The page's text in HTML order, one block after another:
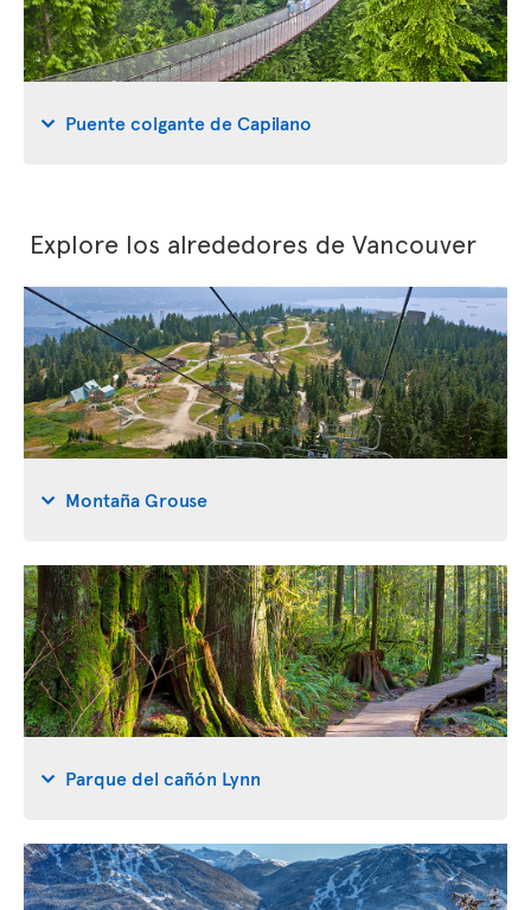
Puente colgante de Capilano
Explore los alrededores de Vancouver
Montaña Grouse
Parque del cañón Lynn